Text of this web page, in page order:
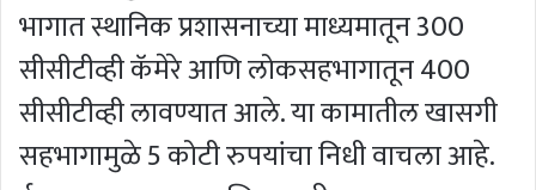
भागात स्थानिक प्रशासनाच्या माध्यमातून 300
सीसीटीव्ही कॅमेरे आणि लोकसहभागातून 400
सीसीटीव्ही लावण्‍यात आले. या कामातील खासगी
सहभागामुळे 5 कोटी रुपयांचा निधी वाचला आहे.